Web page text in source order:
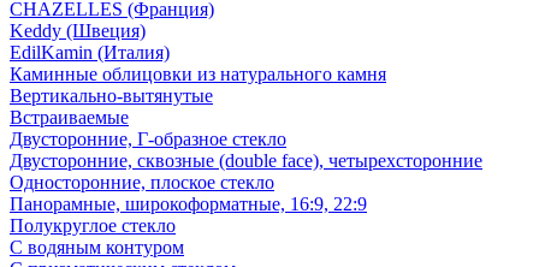
CHAZELLES (Франция)
Keddy (Швеция)
EdilKamin (Италия)
Каминные облицовки из натурального камня
Вертикально-вытянутые
Встраиваемые
Двусторонние, Г-образное стекло
Двусторонние, сквозные (double face), четырехсторонние
Односторонние, плоское стекло
Панорамные, широкоформатные, 16:9, 22:9
Полукруглое стекло
С водяным контуром